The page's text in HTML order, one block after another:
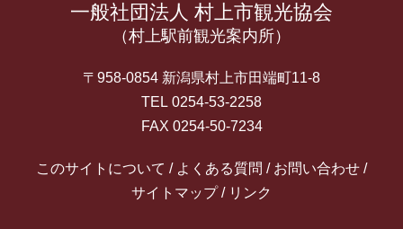
一般社団法人 村上市観光協会
（村上駅前観光案内所）
〒958-0854 新潟県村上市田端町11-8
TEL 0254-53-2258
FAX 0254-50-7234
このサイトについて よくある質問
お問い合わせ
サイトマップ
リンク